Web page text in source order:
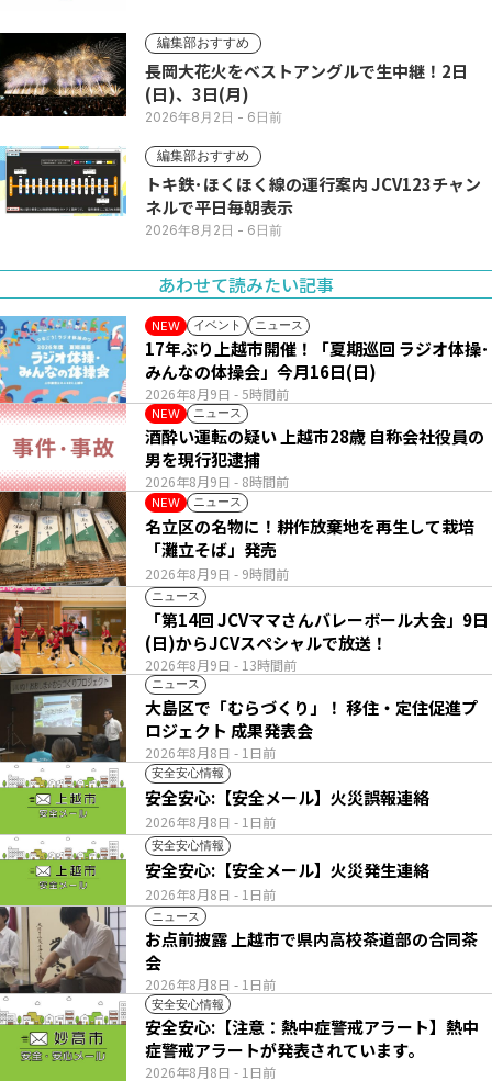
編集部おすすめ
長岡大花火をベストアングルで生中継！2日
(日)、3日(月)
2026年8月2日 - 6日前
編集部おすすめ
トキ鉄･ほくほく線の運行案内 JCV123チャン
ネルで平日毎朝表示
2026年8月2日 - 6日前
あわせて読みたい記事
NEW イベント ニュース
2026年8月9日 - 5時間前
17年ぶり上越市開催！「夏期巡回 ラジオ体操･
みんなの体操会」今月16日(日)
NEW ニュース
2026年8月9日 - 8時間前
酒酔い運転の疑い 上越市28歳 自称会社役員の
男を現行犯逮捕
NEW ニュース
2026年8月9日 - 9時間前
名立区の名物に！耕作放棄地を再生して栽培
「灘立そば」発売
ニュース
2026年8月9日 - 13時間前
「第14回 JCVママさんバレーボール大会」9日
(日)からJCVスペシャルで放送！
ニュース
2026年8月8日 - 1日前
大島区で「むらづくり」！ 移住・定住促進プ
ロジェクト 成果発表会
安全安心情報
2026年8月8日 - 1日前
安全安心:【安全メール】火災誤報連絡
安全安心情報
2026年8月8日 - 1日前
安全安心:【安全メール】火災発生連絡
ニュース
2026年8月8日 - 1日前
お点前披露 上越市で県内高校茶道部の合同茶
会
安全安心情報
2026年8月8日 - 1日前
安全安心:【注意：熱中症警戒アラート】熱中
症警戒アラートが発表されています。